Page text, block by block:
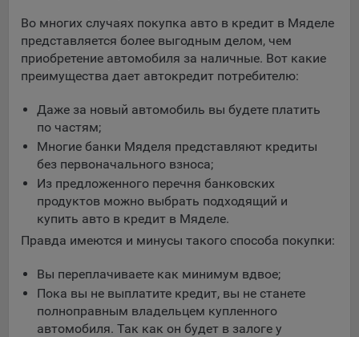
Во многих случаях покупка авто в кредит в Мяделе
представляется более выгодным делом, чем
приобретение автомобиля за наличные. Вот какие
преимущества дает автокредит потребителю:
Даже за новый автомобиль вы будете платить
по частям;
Многие банки Мяделя представляют кредиты
без первоначального взноса;
Из предложенного перечня банковских
продуктов можно выбрать подходящий и
купить авто в кредит в Мяделе.
Правда имеются и минусы такого способа покупки:
Вы переплачиваете как минимум вдвое;
Пока вы не выплатите кредит, вы не станете
полноправным владельцем купленного
автомобиля. Так как он будет в залоге у